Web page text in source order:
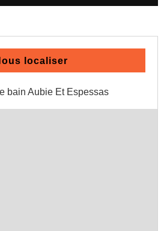
localiser
bain Aubie Et Espessas